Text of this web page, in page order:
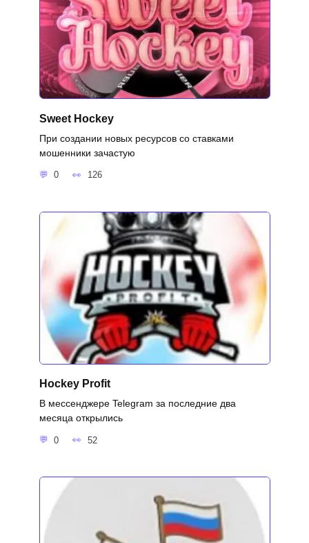
Sweet Hockey
При создании новых ресурсов со ставками
мошенники зачастую
0 126
Hockey Profit
В мессенджере Telegram за последние два
месяца открылись
0 52